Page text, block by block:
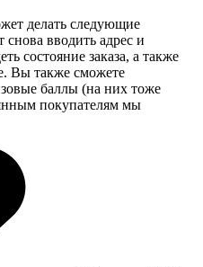
делать следующие
снова вводить адрес и
состояние заказа, а также
Вы также сможете
баллы (на них тоже
покупателям мы